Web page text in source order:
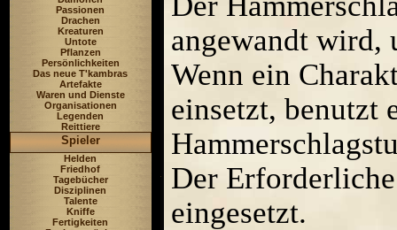
Passionen
Drachen
Kreaturen
Untote
Pflanzen
Persönlichkeiten
Das neue T'kambras
Artefakte
Waren und Dienste
Organisationen
Legenden
Reittiere
Spieler
Helden
Friedhof
Tagebücher
Disziplinen
Talente
Kniffe
Fertigkeiten
angewandt wird,
Wenn ein
einsetzt, benutzt
Der
eingesetzt.